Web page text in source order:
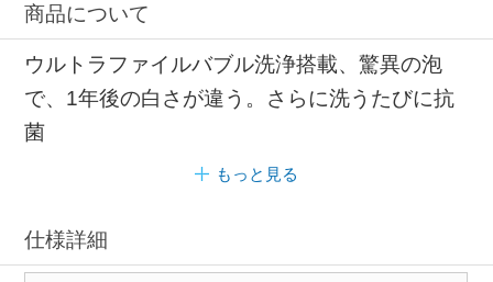
商品について
ウルトラファイルバブル洗浄搭載、驚異の泡
で、1年後の白さが違う。さらに洗うたびに抗
菌
もっと見る
仕様詳細